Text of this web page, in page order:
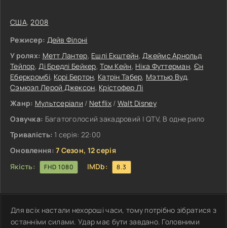
США,2008
Режисер: Дейв Філоні
У ролях: Метт Лантер, Ешлі Екштейн,Джеймс Арнольд
Тейлор,Ді Бредлі Бейкер,Том Кейн, Ніка Футтерман, Єн
Еберкромбі, Корі Бертон, Катрін Табер, Мэттью Вуд,
Сэмюэл Лерой Джексон, Крістофер Лі
Жанр: Мультсеріали / Netflix/ Walt Disney
Озвучка: Багатоголосий закадровий | QTV, В одне рило
Тривалість: 1 серія: 22:00
Оновлення: 7 Сезон, 12 серія
Якість:
FHD 1080 IMDb: 8.3
Для всіх настали нехороші часи, тому потрібно зібратися з
останніми силами. Удар має бути завдано. Головними